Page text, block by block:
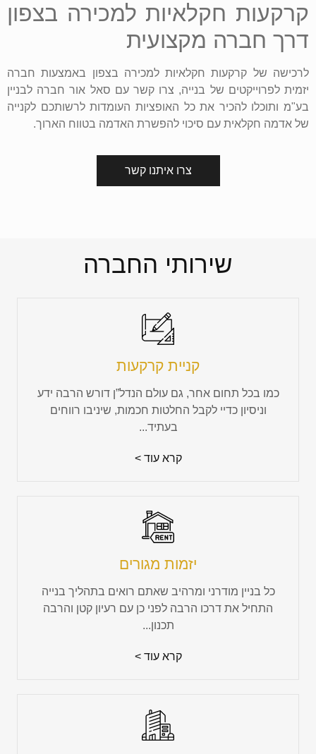
קרקעות חקלאיות למכירה בצפון
דרך חברה מקצועית
לרכישה של קרקעות חקלאיות למכירה בצפון באמצעות חברה
יזמית לפרוייקטים של בנייה, צרו קשר עם סאל אור חברה לבניין
בע"מ ותוכלו להכיר את כל האופציות העומדות לרשותכם לקנייה
של אדמה חקלאית עם סיכוי להפשרת האדמה בטווח הארוך.
צרו איתנו קשר
שירותי החברה
קניית קרקעות
כמו בכל תחום אחר, גם עולם הנדל”ן דורש הרבה ידע
וניסיון כדיי לקבל החלטות חכמות, שיניבו רווחים
בעתיד...
קרא עוד >
יזמות מגורים
כל בניין מודרני ומרהיב שאתם רואים בתהליך בנייה
התחיל את דרכו הרבה לפני כן עם רעיון קטן והרבה
תכנון...
קרא עוד >